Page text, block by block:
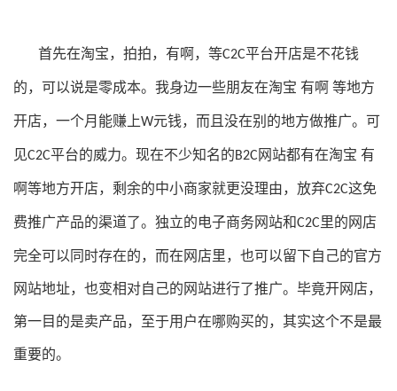
首先在淘宝，拍拍，有啊，等C2C平台开店是不花钱
的，可以说是零成本。我身边一些朋友在淘宝 有啊 等地方
开店，一个月能赚上W元钱，而且没在别的地方做推广。可
见C2C平台的威力。现在不少知名的B2C 网站都有在淘宝 有
啊等地方开店，剩余的中小商家就更没理由，放弃C2C这免
费推广产品的渠道了。独立的电子商务网站和C2C里的网店
完全可以同时存在的，而在网店里，也可以留下自己的官方
网站地址，也变相对自己的网站进行了推广。毕竟开网店，
第一目的是卖产品，至于用户在哪购买的，其实这个不是最
重要的。